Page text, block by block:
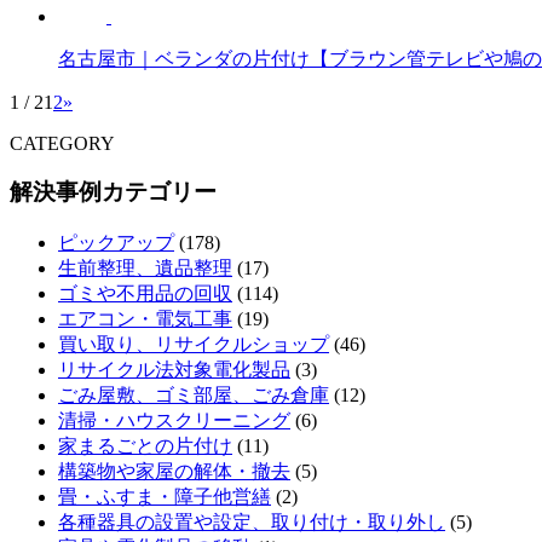
名古屋市｜ベランダの片付け【ブラウン管テレビや鳩の
1 / 21 2»
CATEGORY
解決事例カテゴリー
ピックアップ(178)
生前整理、遺品整理 (17)
ゴミや不用品の回収 (114)
エアコン・電気工事 (19)
買い取り、リサイクルショップ(46)
リサイクル法対象電化製品 (3)
ごみ屋敷、ゴミ部屋、ごみ倉庫 (12)
清掃・ハウスクリーニング (6)
家まるごとの片付け (11)
構築物や家屋の解体・撤去 (5)
畳・ふすま・障子他営繕 (2)
各種器具の設置や設定、取り付け・取り外し (5)